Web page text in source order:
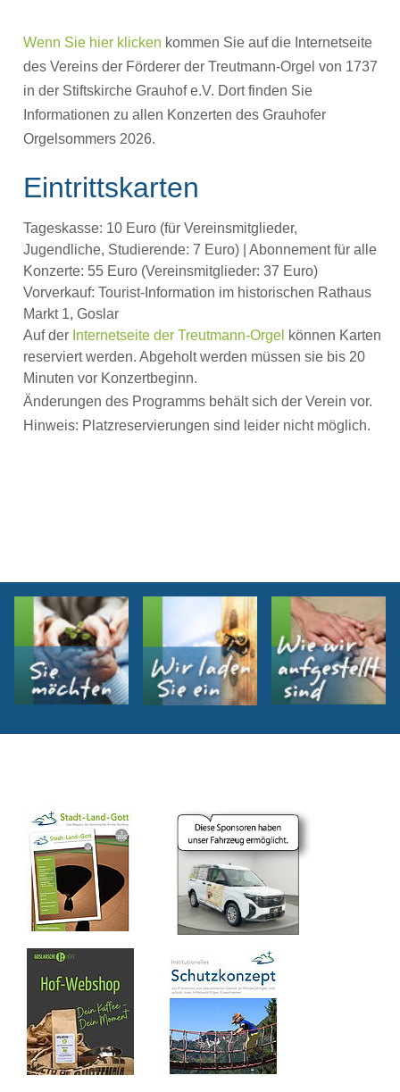
Wenn Sie hier klicken kommen Sie auf die Internetseite
des Vereins der Förderer der Treutmann-Orgel von 1737
in der Stiftskirche Grauhof e.V. Dort finden Sie
Informationen zu allen Konzerten des Grauhofer
Orgelsommers 2026.
Eintrittskarten
Tageskasse: 10 Euro (für Vereinsmitglieder,
Jugendliche, Studierende: 7 Euro) | Abonnement für alle
Konzerte: 55 Euro (Vereinsmitglieder: 37 Euro)
Vorverkauf: Tourist-Information im historischen Rathaus
Markt 1, Goslar
Auf der Internetseite der Treutmann-Orgel können Karten
reserviert werden. Abgeholt werden müssen sie bis 20
Minuten vor Konzertbeginn.
Änderungen des Programms behält sich der Verein vor.
Hinweis: Platzreservierungen sind leider nicht möglich.